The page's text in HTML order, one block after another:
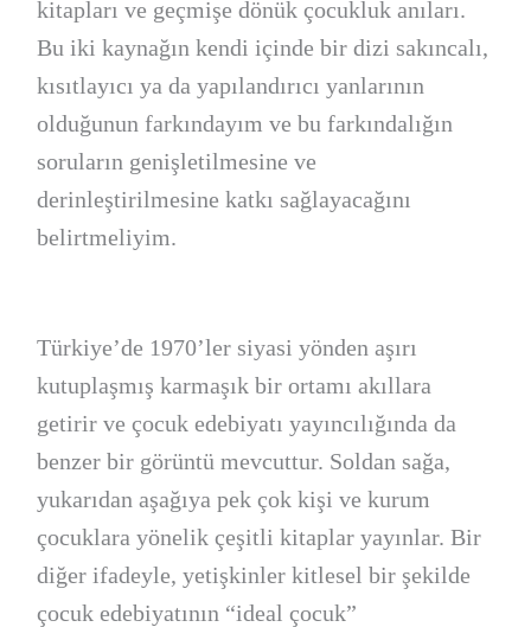
kitapları ve geçmişe dönük çocukluk anıları.
Bu iki kaynağın kendi içinde bir dizi sakıncalı,
kısıtlayıcı ya da yapılandırıcı yanlarının
olduğunun farkındayım ve bu farkındalığın
soruların genişletilmesine ve
derinleştirilmesine katkı sağlayacağını
belirtmeliyim.
Türkiye’de 1970’ler siyasi yönden aşırı
kutuplaşmış karmaşık bir ortamı akıllara
getirir ve çocuk edebiyatı yayıncılığında da
benzer bir görüntü mevcuttur. Soldan sağa,
yukarıdan aşağıya pek çok kişi ve kurum
çocuklara yönelik çeşitli kitaplar yayınlar. Bir
diğer ifadeyle, yetişkinler kitlesel bir şekilde
çocuk edebiyatının “ideal çocuk”